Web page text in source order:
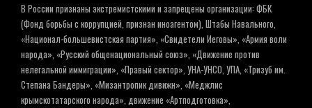
В России признаны экстремистскими и запрещены организации: ФБК
(Фонд борьбы с коррупцией, признан иноагентом), Штабы Навального,
«Национал-большевистская партия», «Свидетели Иеговы», «Армия воли
народа», «Русский общенациональный союз», «Движение против
нелегальной иммиграции», «Правый сектор», УНА-УНСО, УПА, «Тризуб им.
Степана Бандеры», «Мизантропик дивижн», «Меджлис
крымскотатарского народа», движение «Артподготовка»,